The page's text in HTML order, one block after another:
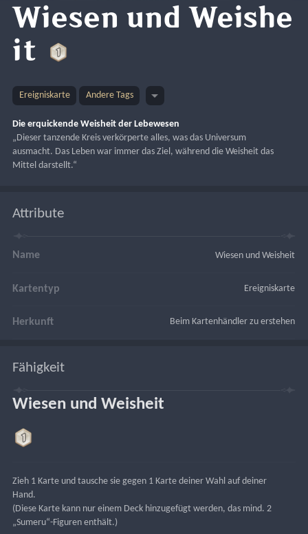
Wiesen und Weishe
it
Ereigniskarte Andere Tags
Die erquickende Weisheit der Lebewesen
„Dieser tanzende Kreis verkörperte alles, was das Universum
ausmacht. Das Leben war immer das Ziel, während die Weisheit das
Mittel darstellt.“
Attribute
Name Wiesen und Weisheit
Kartentyp Ereigniskarte
Herkunft Beim Kartenhändler zu erstehen
Fähigkeit
Wiesen und Weisheit
Zieh 1 Karte und tausche sie gegen 1 Karte deiner Wahl auf deiner
Hand.
(Diese Karte kann nur einem Deck hinzugefügt werden, das mind. 2
„Sumeru“-Figuren enthält.)